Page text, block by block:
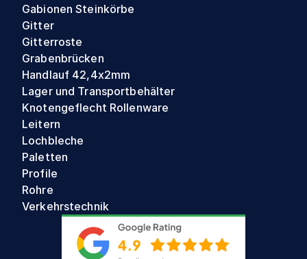
Gabionen Steinkörbe
Gitter
Gitterroste
Grabenbrücken
Handlauf 42,4x2mm
Lager und Transportbehälter
Knotengeflecht Rollenware
Leitern
Lochbleche
Paletten
Profile
Rohre
Verkehrstechnik